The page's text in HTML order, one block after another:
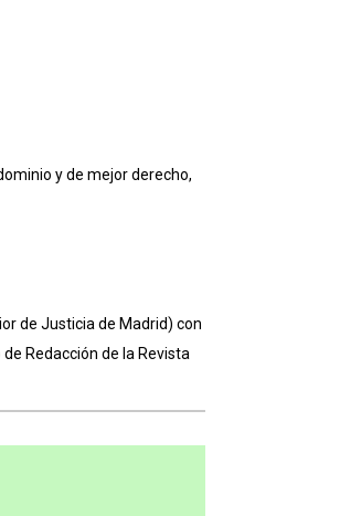
y de mejor derecho,
de Justicia de Madrid) con
Redacción de la Revista